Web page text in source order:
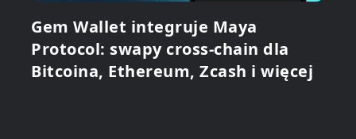
Gem Wallet integruje Maya
Protocol: swapy cross-chain dla
Bitcoina, Ethereum, Zcash i więcej